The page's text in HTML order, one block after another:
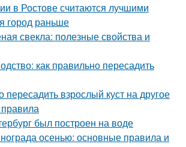
в Ростове считаются лучшими
город раньше
свекла: полезные свойства и
как правильно пересадить
пересадить взрослый куст на другое
был построен на воде
осенью: основные правила и